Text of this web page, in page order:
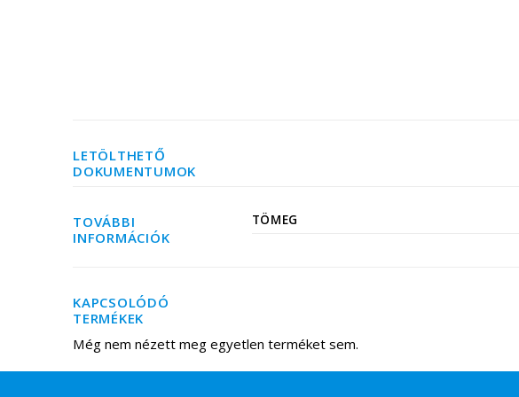
LETÖLTHETŐ
DOKUMENTUMOK
TOVÁBBI
INFORMÁCIÓK
TÖMEG
KAPCSOLÓDÓ
TERMÉKEK
Még nem nézett meg egyetlen terméket sem.